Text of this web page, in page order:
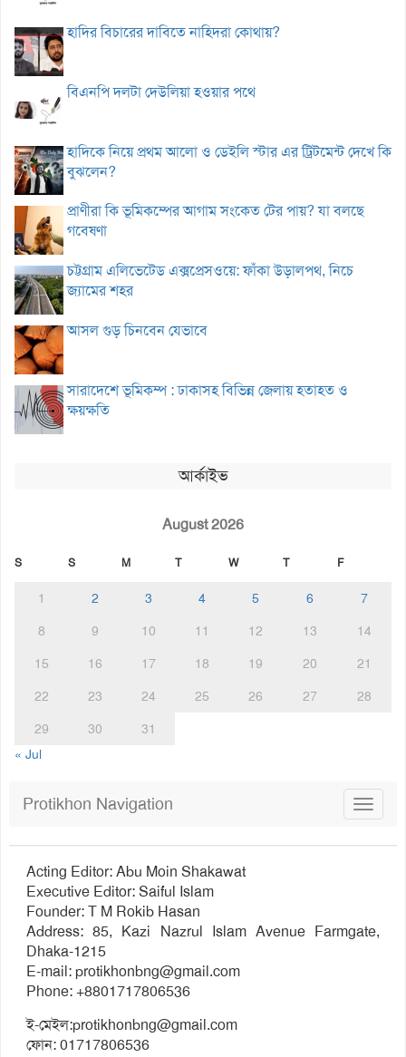
হাদির বিচারের দাবিতে নাহিদরা কোথায়?
বিএনপি দলটা দেউলিয়া হওয়ার পথে
হাদিকে নিয়ে প্রথম আলো ও ডেইলি স্টার এর ট্রিটমেন্ট দেখে কি
বুঝলেন?
প্রাণীরা কি ভূমিকম্পের আগাম সংকেত টের পায়? যা বলছে
গবেষণা
চট্টগ্রাম এলিভেটেড এক্সপ্রেসওয়ে: ফাঁকা উড়ালপথ, নিচে
জ্যামের শহর
আসল গুড় চিনবেন যেভাবে
সারাদেশে ভূমিকম্প : ঢাকাসহ বিভিন্ন জেলায় হতাহত ও
ক্ষয়ক্ষতি
আর্কাইভ
August 2026
S S M T W T F
1 2 3 4 5 6
7
8
9 10 11 12 13
14
15
16 17 18 19 20
21
22
23 24 25 26 27
28
29
30
31
« Jul
Toggle
Protikhon Navigation
Acting Editor: Abu Moin Shakawat
Executive Editor: Saiful Islam
Founder: T M Rokib Hasan
Address: 85, Kazi Nazrul Islam Avenue Farmgate,
Dhaka-1215
E-mail:protikhonbng@gmail.com
Phone: +8801717806536
ই-মেইল:protikhonbng@gmail.com
ফোন: 01717806536